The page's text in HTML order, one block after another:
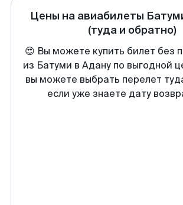
Цены на авиабилеты
(туда и обратно)
😍 Вы можете купить билет без
из Батуми в Адану по выгодной
вы можете выбрать перелет
если уже знаете дату